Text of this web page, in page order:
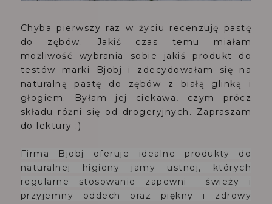
Chyba pierwszy raz w życiu recenzuję pastę
do zębów. Jakiś czas temu miałam
możliwość wybrania sobie jakiś produkt do
testów marki Bjobj i zdecydowałam się na
naturalną pastę do zębów z białą glinką i
głogiem. Byłam jej ciekawa, czym prócz
składu różni się od drogeryjnych. Zapraszam
do lektury :)
Firma Bjobj oferuje idealne produkty do
naturalnej higieny jamy ustnej, których
regularne stosowanie zapewni świeży i
przyjemny oddech oraz piękny i zdrowy